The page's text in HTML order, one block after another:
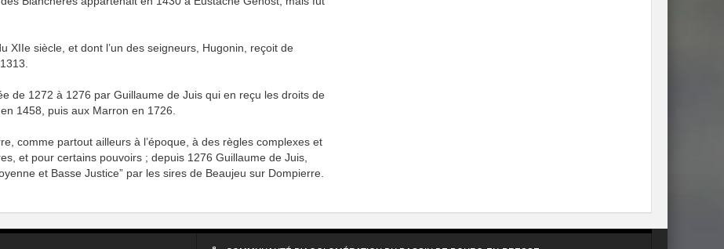
XIIe siècle, et dont l’un des seigneurs, Hugonin, reçoit de
de 1272 à 1276 par Guillaume de Juis qui en reçu les droits de
1458, puis aux Marron en 1726.
comme partout ailleurs à l’époque, à des règles complexes et
et pour certains pouvoirs ; depuis 1276 Guillaume de Juis,
et Basse Justice” par les sires de Beaujeu sur Dompierre.